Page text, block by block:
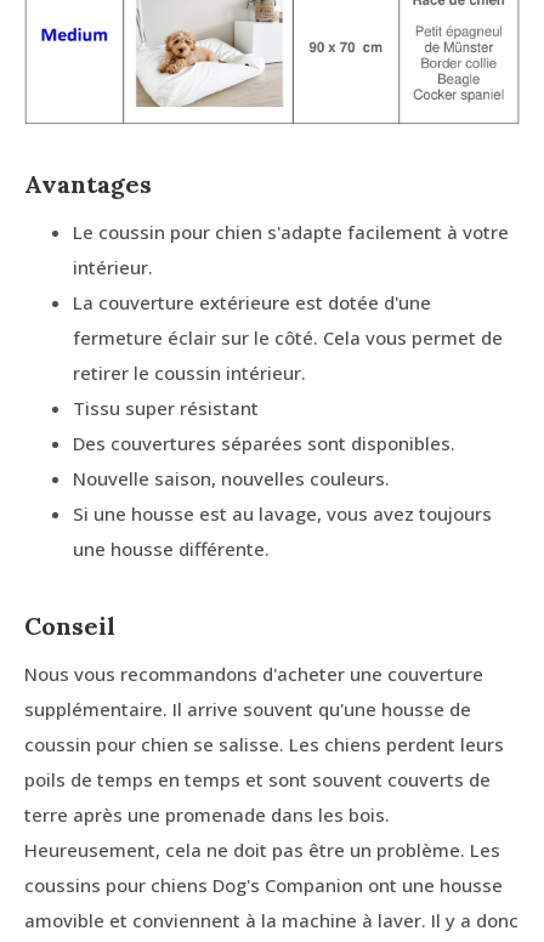
Avantages
Le coussin pour chien s'adapte facilement à votre
intérieur.
La couverture extérieure est dotée d'une
fermeture éclair sur le côté. Cela vous permet de
retirer le coussin intérieur.
Tissu super résistant
Des couvertures séparées sont disponibles.
Nouvelle saison, nouvelles couleurs.
Si une housse est au lavage, vous avez toujours
une housse différente.
Conseil
Nous vous recommandons d'acheter une couverture
supplémentaire. Il arrive souvent qu'une housse de
coussin pour chien se salisse. Les chiens perdent leurs
poils de temps en temps et sont souvent couverts de
terre après une promenade dans les bois.
Heureusement, cela ne doit pas être un problème. Les
coussins pour chiens Dog's Companion ont une housse
amovible et conviennent à la machine à laver. Il y a donc